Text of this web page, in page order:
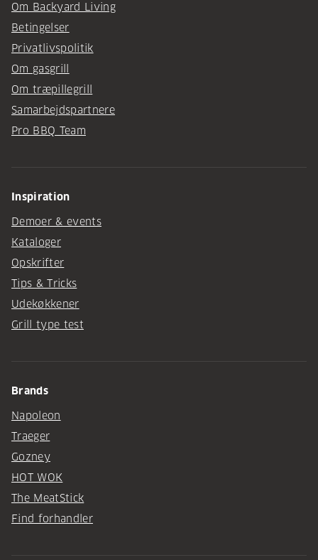
Om Backyard Living
Betingelser
Privatlivspolitik
Om gasgrill
Om træpillegrill
Samarbejdspartnere
Pro BBQ Team
Inspiration
Demoer & events
Kataloger
Opskrifter
Tips & Tricks
Udekøkkener
Grill type test
Brands
Napoleon
Traeger
Gozney
HOT WOK
The MeatStick
Find forhandler